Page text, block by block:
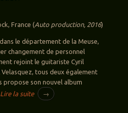
France (Auto production, 2016)
le département de la Meuse,
changement de personnel
rejoint le guitariste Cyril
tous deux également
propose son nouvel album
Lire la suite →